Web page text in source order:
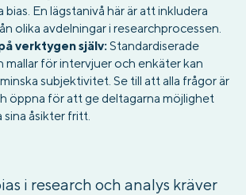
En lägstanivå här är att inkludera
olika avdelningar i researchprocessen.
verktygen själv: Standardiserade
mallar för intervjuer och enkäter kan
subjektivitet. Se till att alla frågor är
öppna för att ge deltagarna möjlighet
åsikter fritt.
i research och analys kräver